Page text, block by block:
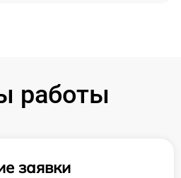
работы
заявки